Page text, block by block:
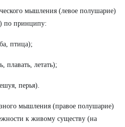
мышления (левое полушарие)
по принципу:
птица);
плавать, летать);
перья).
мышления (правое полушарие)
к живому существу (на